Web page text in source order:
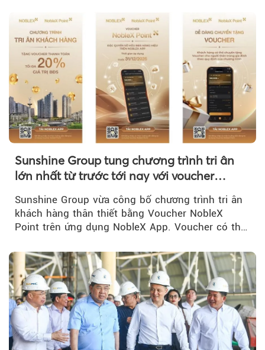
Sunshine Group tung chương trình tri ân
lớn nhất từ trước tới nay với voucher
Sunshine Group vừa công bố chương trình tri ân
khách hàng thân thiết bằng Voucher NobleX
Point trên ứng dụng NobleX App. Voucher có thể